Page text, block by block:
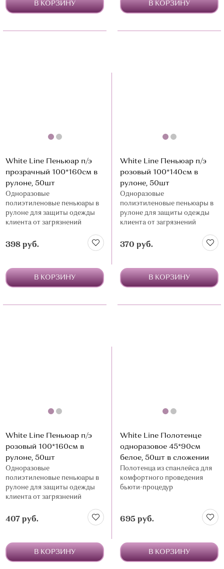
В КОРЗИНУ В КОРЗИНУ
White Line Пеньюар п/э
прозрачный 100*160см в
рулоне, 50шт
Одноразовые
полиэтиленовые пеньюары в
рулоне для защиты одежды
клиента от загрязнений
398 руб.
В КОРЗИНУ
White Line Пеньюар п/э
розовый 100*140см в
рулоне, 50шт
Одноразовые
полиэтиленовые пеньюары в
рулоне для защиты одежды
клиента от загрязнений
370 руб.
В КОРЗИНУ
White Line Пеньюар п/э
розовый 100*160см в
рулоне, 50шт
Одноразовые
полиэтиленовые пеньюары в
рулоне для защиты одежды
клиента от загрязнений
407 руб.
В КОРЗИНУ
White Line Полотенце
одноразовое 45*90см
белое, 50шт в сложении
Полотенца из спанлейса для
комфортного проведения
бьюти-процедур
695 руб.
В КОРЗИНУ